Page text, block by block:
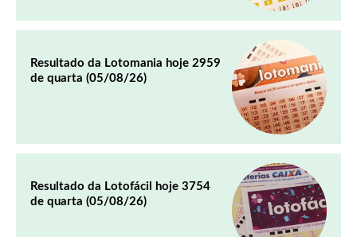
Resultado da Lotomania hoje 2959
de quarta (05/08/26)
Resultado da Lotofácil hoje 3754
de quarta (05/08/26)